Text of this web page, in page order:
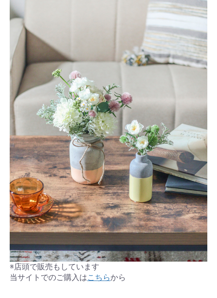
※店頭で販売もしています
当サイトでのご購入はこちらから